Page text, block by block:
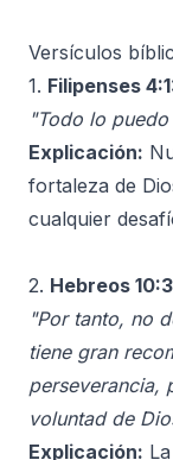
Versículos
1. Filipenses
"Todo lo
Explicación:
fortaleza de
cualquier
2. Hebreos
"Por tanto, no
tiene gran
perseverancia,
voluntad de
Explicación: